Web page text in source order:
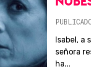
Isabel, a
señora
ha...